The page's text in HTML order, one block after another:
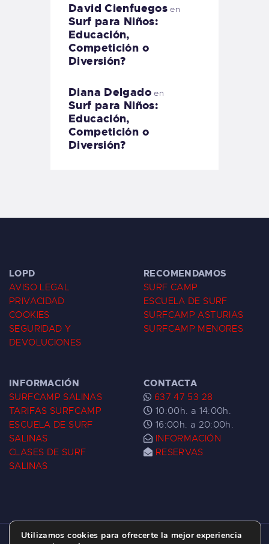
David Cienfuegos en
Surf para Niños:
Educación,
Competición o
Diversión?
Diana Delgadoen
Surf para Niños:
Educación,
Competición o
Diversión?
LOPD
AVISO LEGAL
PRIVACIDAD
COOKIES
SEGURIDAD Y
DEVOLUCIONES
RECOMENDAMOS
SURF CAMP
ESCUELA DE SURF
SURFCAMP ASTURIAS
SURFCAMP MENORES
INFORMACIÓN
SURFCAMP SALINAS
TARIFAS SURFCAMP
ESCUELA DE SURF
SALINAS
CLASES DE SURF
SALINAS
CONTACTA
637 47 53 28
10:00h. a 14:00h.
16:00h. a 20:00h.
INFORMACIÓN
RESERVAS
Utilizamos cookies para ofrecerte la mejor experiencia